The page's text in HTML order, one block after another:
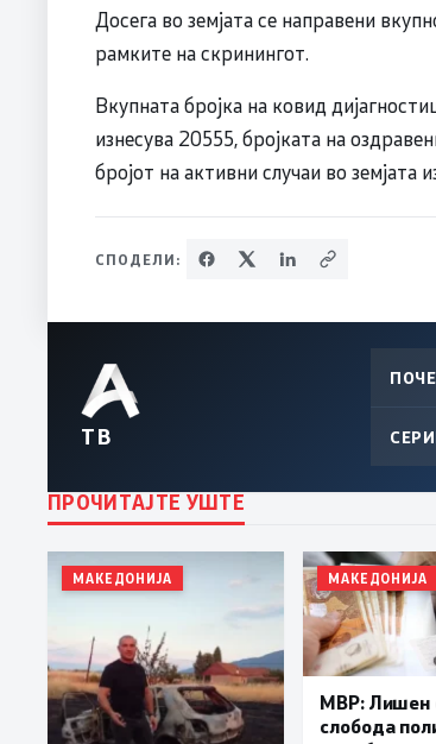
Досега во земјата се направени
рамките на скринингот.
Вкупната бројка на ковид
изнесува 20555, бројката на
бројот на активни случаи во земјата
СПОДЕЛИ:
ТВ
ПРОЧИТАЈТЕ УШТЕ
МАКЕДОНИЈА МАКЕДОНИЈА
МВР: Лишен
слобода